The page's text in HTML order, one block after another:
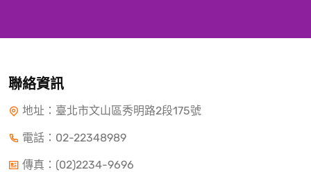
聯絡資訊
地址：臺北市文山區秀明路2段175號
電話： 02-22348989
傳真：(02)2234-9696